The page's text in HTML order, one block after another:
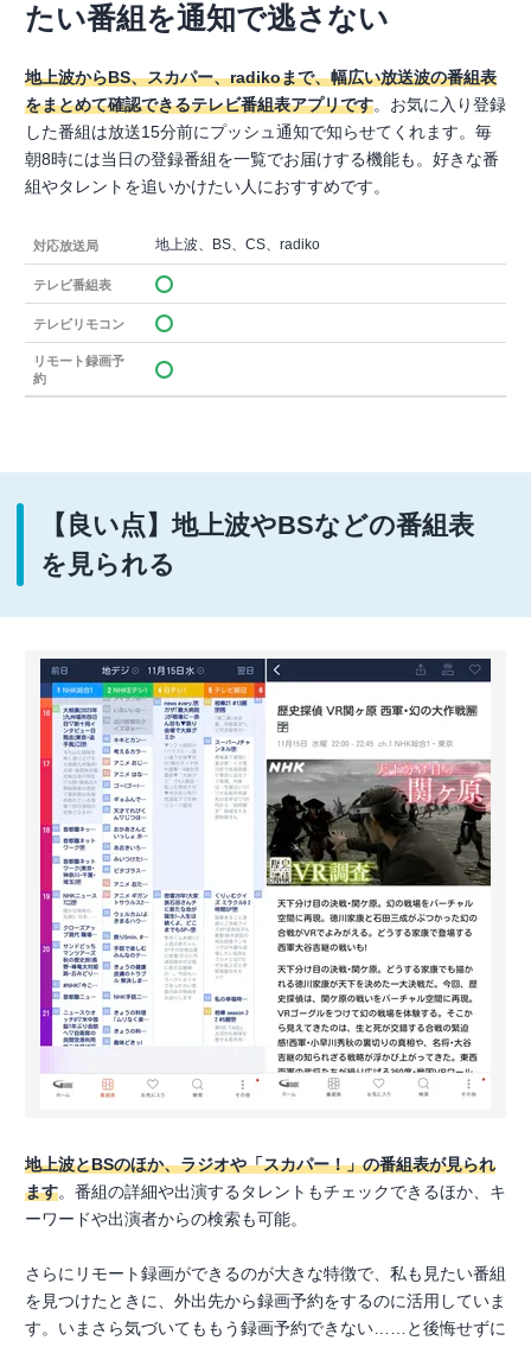
たい番組を通知で逃さない
地上波からBS、スカパー、radikoまで、幅広い放送波の番組表
をまとめて確認できるテレビ番組表アプリです。お気に入り登録
した番組は放送15分前にプッシュ通知で知らせてくれます。毎
朝8時には当日の登録番組を一覧でお届けする機能も。好きな番
組やタレントを追いかけたい人におすすめです。
対応放送局 地上波、BS、CS、radiko
テレビ番組表
テレビリモコン
リモート録画予
約
【良い点】地上波やBSなどの番組表
を見られる
地上波とBSのほか、ラジオや「スカパー！」の番組表が見られ
ます。番組の詳細や出演するタレントもチェックできるほか、キ
ーワードや出演者からの検索も可能。
さらにリモート録画ができるのが大きな特徴で、私も見たい番組
を見つけたときに、外出先から録画予約をするのに活用していま
す。いまさら気づいてももう録画予約できない……と後悔せずに